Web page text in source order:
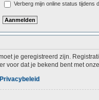
Verberg mijn online status tijdens
je geregistreerd zijn.
voor dat je bekend bent met
Privacybeleid